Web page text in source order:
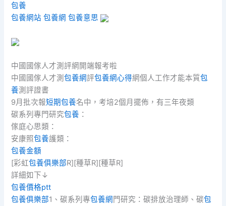
包養
包養網站 包養網 包養意思
中國國傢人才測評網開端報考啦
中國國傢人才測包養網評包養網心得網個人工作才能本質包
養測評證書
9月批次報短期包養名中，考培2個月擺佈，有三年夜類
碳系列專門研究包養 ：
傢庭心思類：
安康照包養護類：
包養金額
[彩虹包養俱樂部R][種草R][種草R]
詳細如下↓
包養價格ptt
包養俱樂部1、碳系列專包養網 門研究：碳排放治理師、碳包